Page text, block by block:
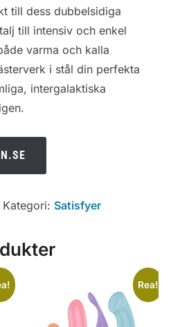
till dess dubbelsidiga
till intensiv och enkel
varma och kalla
i stål din perfekta
intergalaktiska
Kategori: Satisfyer
Rea!